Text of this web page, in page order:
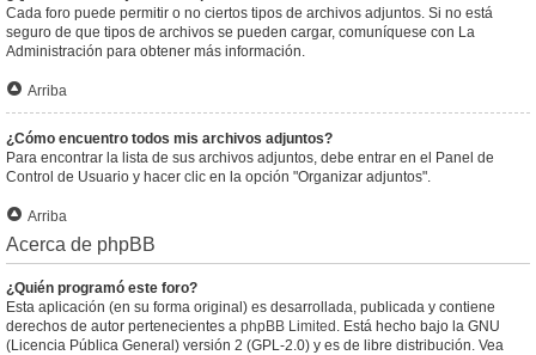
Cada foro puede permitir o no ciertos tipos de archivos adjuntos. Si no está
seguro de que tipos de archivos se pueden cargar, comuníquese con La
Administración para obtener más información.
Arriba
¿Cómo encuentro todos mis archivos adjuntos?
Para encontrar la lista de sus archivos adjuntos, debe entrar en el Panel de
Control de Usuario y hacer clic en la opción "Organizar adjuntos".
Arriba
Acerca de phpBB
¿Quién programó este foro?
Esta aplicación (en su forma original) es desarrollada, publicada y contiene
derechos de autor pertenecientes a phpBB Limited . Está hecho bajo la GNU
(Licencia Pública General) versión 2 (GPL-2.0) y es de libre distribución. Vea